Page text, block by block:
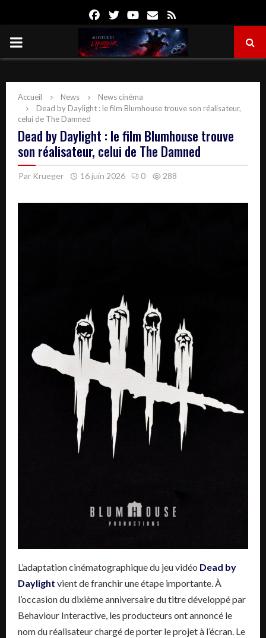
FacebookTwitterYoutube
Email
PRIMARY
Accueil News
News cinéma
Dead by Daylight : le film Blumhouse trouve son réalisateur,
celui de The Damned
Dead by Daylight : le film Blumhouse trouve
son réalisateur, celui de The Damned
Par Krueger 16 juin 2026 0 288
L’adaptation cinématographique du jeu vidéo Dead by
Daylight vient de franchir une étape importante. À
l’occasion du dixième anniversaire du titre développé par
Behaviour Interactive, les producteurs ont annoncé le
nom du réalisateur chargé de porter le projet à l’écran. Le